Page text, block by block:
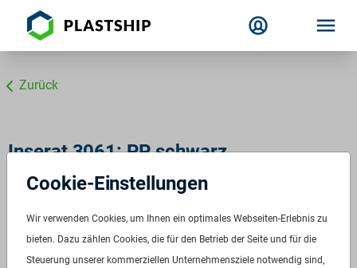
Zurück
Inserat 3061: PP schwarz
Verfügbar ab: Sofort
Frequenz:Auf Anfrage
Menge:Auf Anfrage
Cookie-Einstellungen
Wir verwenden Cookies, um Ihnen ein optimales Webseiten-Erlebnis zu
bieten. Dazu zählen Cookies, die für den Betrieb der Seite und für die
Steuerung unserer kommerziellen Unternehmensziele notwendig sind,